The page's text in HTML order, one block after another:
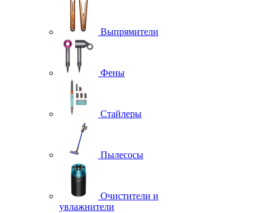
Выпрямители
Фены
Стайлеры
Пылесосы
Очистители и
увлажнители